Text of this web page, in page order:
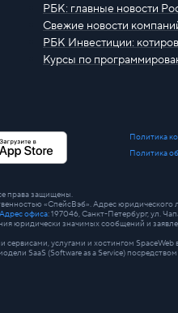
РБК: главные новости
Свежие новости
РБК Инвестиции:
Курсы по
Политика
Политика
права защищены.
«СпейсВэб». Адрес юридического
Адрес офиса: 197046, Санкт-Петербург, ул.
юридически значимых сообщений и
услугами и хостингом SpaceWeb
SaaS (Software as a Service)